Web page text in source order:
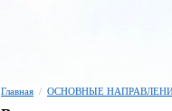
Главная / ОСНОВНЫЕ